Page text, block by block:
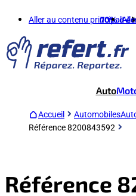
Aller au contenu principal
70%
Auto
Accueil Automobiles
Référence 8200843592
Référence